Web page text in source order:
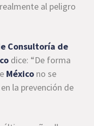
al peligro
Consultoría de
dice: “De forma
México no se
la prevención de